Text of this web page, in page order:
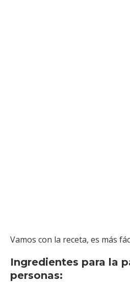
Vamos con la receta, es más
Ingredientes para la
personas: